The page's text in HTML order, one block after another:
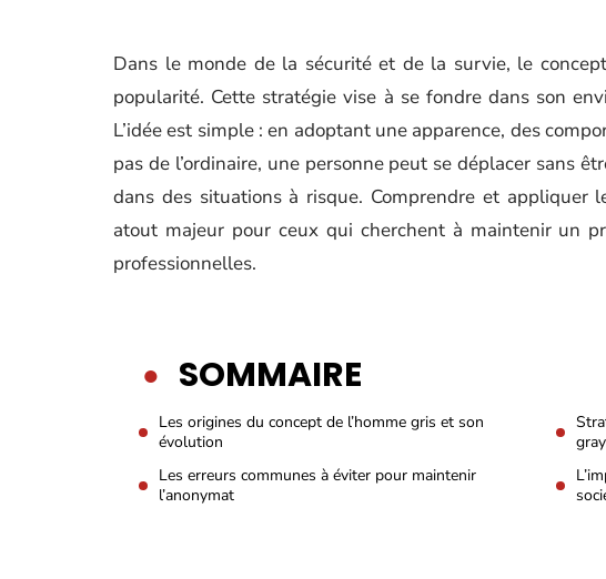
Dans le monde de la sécurité et de la survie, le concept
popularité. Cette stratégie vise à se fondre dans son
L’idée est simple : en adoptant une apparence, des
pas de l’ordinaire, une personne peut se déplacer sans
dans des situations à risque. Comprendre et appliquer
atout majeur pour ceux qui cherchent à maintenir un
professionnelles.
SOMMAIRE
Les origines du concept de l’homme gris et son
évolution
Les erreurs communes à éviter pour maintenir
l’anonymat